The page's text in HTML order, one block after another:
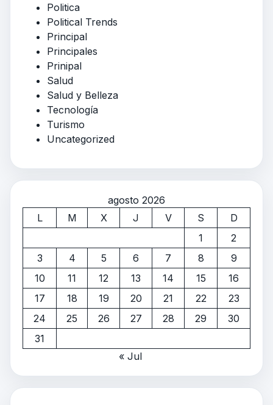
Politica
Political Trends
Principal
Principales
Prinipal
Salud
Salud y Belleza
Tecnología
Turismo
Uncategorized
agosto 2026
L
M X J V S
D
1
2
3
4 5 6 7 8
9
10
11 12 13 14 15
16
17
18 19 20 21 22
23
24
25 26 27 28 29
30
31
« Jul